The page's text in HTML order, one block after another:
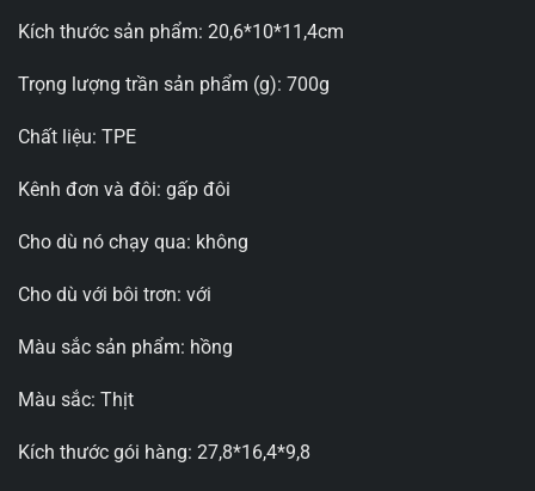
Kích thước sản phẩm: 20,6*10*11,4cm
Trọng lượng trần sản phẩm (g): 700g
Chất liệu: TPE
Kênh đơn và đôi: gấp đôi
Cho dù nó chạy qua: không
Cho dù với bôi trơn: với
Màu sắc sản phẩm: hồng
Màu sắc: Thịt
Kích thước gói hàng: 27,8*16,4*9,8